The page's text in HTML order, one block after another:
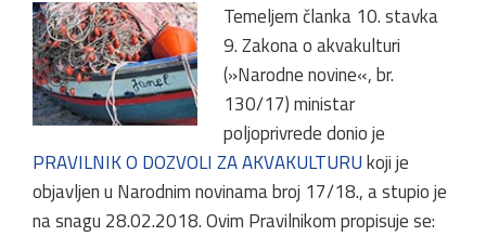
Temeljem članka 10. stavka
9. Zakona o akvakulturi
(»Narodne novine«, br.
130/17) ministar
poljoprivrede donio je
PRAVILNIK O DOZVOLI ZA AKVAKULTURUkoji je
objavljen u Narodnim novinama broj 17/18., a stupio je
na snagu 28.02.2018. Ovim Pravilnikom propisuje se: